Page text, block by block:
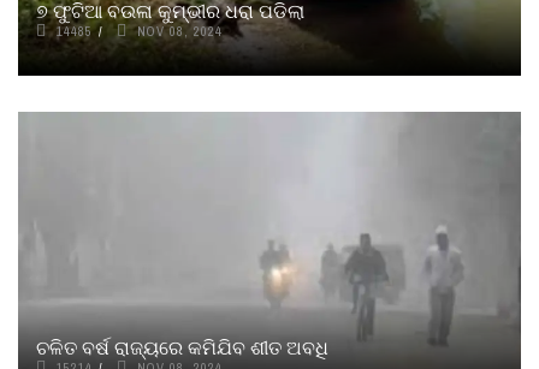
୭ ଫୁଟିଆ ବଉଳା କୁମ୍ଭୀର ଧରା ପଡିଲା
14485 NOV 08, 2024
ଚଳିତ ବର୍ଷ ରାଜ୍ୟରେ କମିଯିବ ଶୀତ ଅବଧି